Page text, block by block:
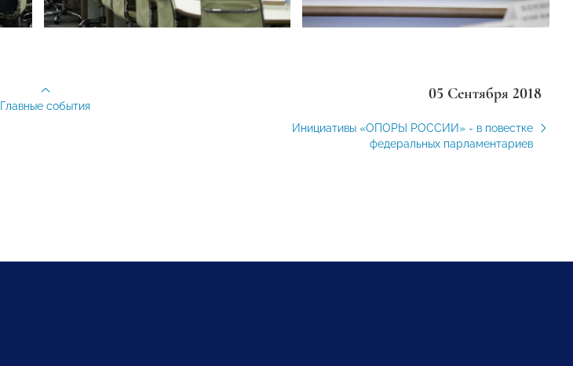
05 Сентября 2018
Инициативы «ОПОРЫ РОССИИ» - в повестке
федеральных парламентариев
Главные события